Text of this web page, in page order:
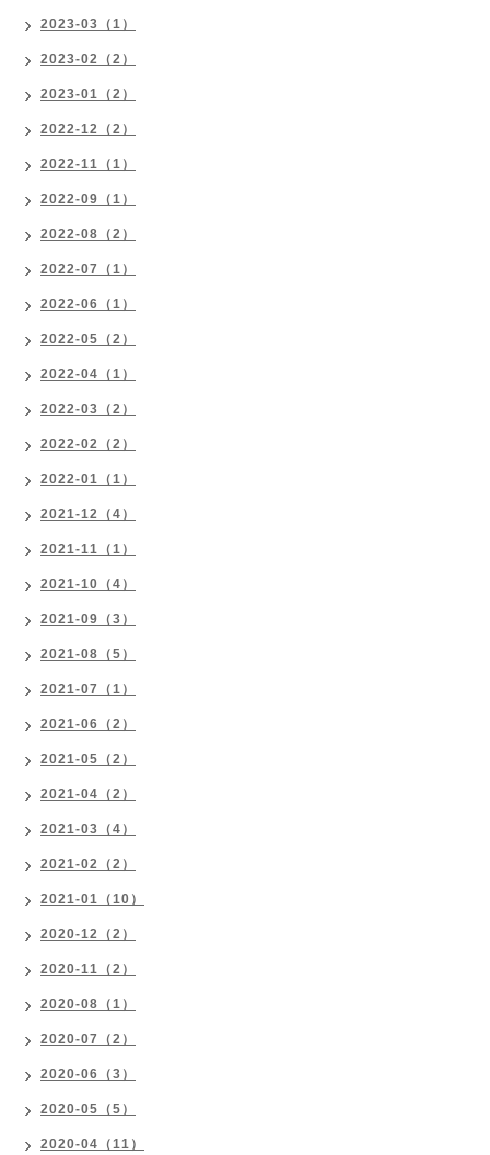
2023-03（1）
2023-02（2）
2023-01（2）
2022-12（2）
2022-11（1）
2022-09（1）
2022-08（2）
2022-07（1）
2022-06（1）
2022-05（2）
2022-04（1）
2022-03（2）
2022-02（2）
2022-01（1）
2021-12（4）
2021-11（1）
2021-10（4）
2021-09（3）
2021-08（5）
2021-07（1）
2021-06（2）
2021-05（2）
2021-04（2）
2021-03（4）
2021-02（2）
2021-01（10）
2020-12（2）
2020-11（2）
2020-08（1）
2020-07（2）
2020-06（3）
2020-05（5）
2020-04（11）